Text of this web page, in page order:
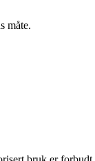
måte.